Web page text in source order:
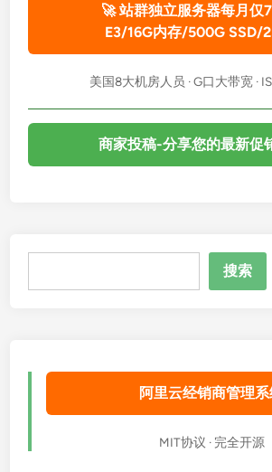
🚀 站群独立服务器每月仅
E3/16G内存/500G SSD/
美国8大机房人员 · G口大带宽 ·
商家投稿-分享您的最新促
搜索
阿里云经销商管理
MIT协议 · 完全开源